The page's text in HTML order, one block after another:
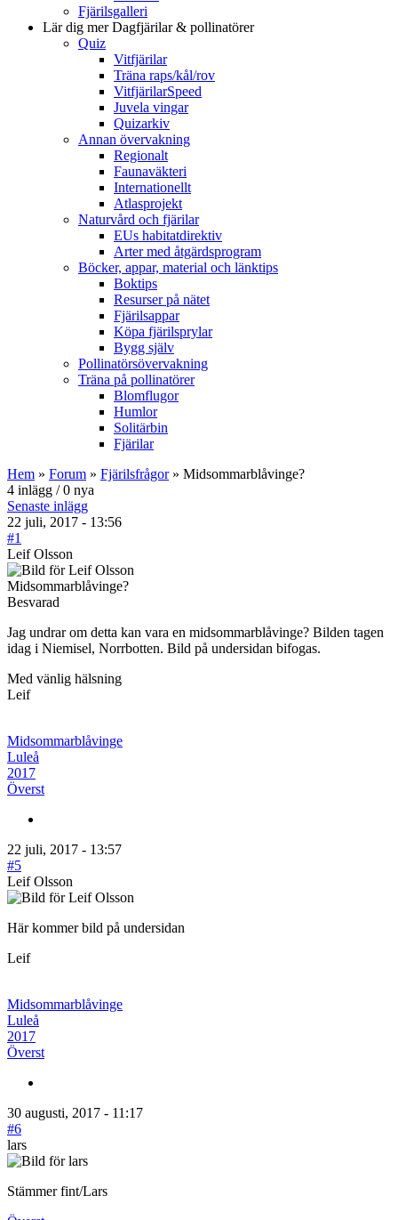
Fjärilsgalleri
Lär dig merDagfjärilar & pollinatörer
Quiz
Vitfjärilar
Träna raps/kål/rov
VitfjärilarSpeed
Juvela vingar
Quizarkiv
Annan övervakning
Regionalt
Faunaväkteri
Internationellt
Atlasprojekt
Naturvård och fjärilar
EUs habitatdirektiv
Arter med åtgärdsprogram
Böcker, appar, material och länktips
Boktips
Resurser på nätet
Fjärilsappar
Köpa fjärilsprylar
Bygg själv
Pollinatörsövervakning
Träna på pollinatörer
Blomflugor
Humlor
Solitärbin
Fjärilar
Hem » Forum » Fjärilsfrågor» Midsommarblåvinge?
4 inlägg / 0 nya
Senaste inlägg
22 juli, 2017 - 13:56
#1
Leif Olsson
Midsommarblåvinge?
Besvarad
Jag undrar om detta kan vara en midsommarblåvinge? Bilden tagen
idag i Niemisel, Norrbotten. Bild på undersidan bifogas.
Med vänlig hälsning
Leif
Midsommarblåvinge
Luleå
2017
Överst
22 juli, 2017 - 13:57
#5
Leif Olsson
Här kommer bild på undersidan
Leif
Midsommarblåvinge
Luleå
2017
Överst
30 augusti, 2017 - 11:17
#6
lars
Stämmer fint/Lars